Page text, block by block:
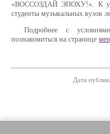
«ВОССОЗДАЙ ЭПОХУ!». К
студенты музыкальных вузов
Подробнее с
познакомиться на странице
Дата